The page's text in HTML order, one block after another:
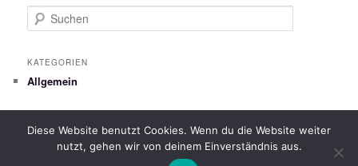
u
h
n
KATEGORIEN
Allgemein
Datenschutzerklärung Stolz präsentiert von WordPress
Diese Website benutzt Cookies. Wenn du die Website weiter
nutzt, gehen wir von deinem Einverständnis aus.